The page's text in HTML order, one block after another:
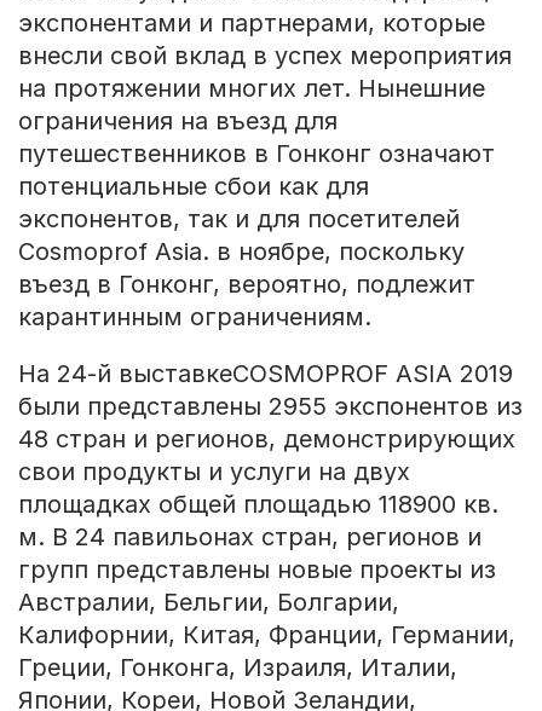
экспонентами и партнерами, которые
внесли свой вклад в успех мероприятия
на протяжении многих лет. Нынешние
ограничения на въезд для
путешественников в Гонконг означают
потенциальные сбои как для
экспонентов, так и для посетителей
Cosmoprof Asia. в ноябре, поскольку
въезд в Гонконг, вероятно, подлежит
карантинным ограничениям.
На 24-й выставкеCOSMOPROF ASIA 2019
были представлены 2955 экспонентов из
48 стран и регионов, демонстрирующих
свои продукты и услуги на двух
площадках общей площадью 118900 кв.
м. В 24 павильонах стран, регионов и
групп представлены новые проекты из
Австралии, Бельгии, Болгарии,
Калифорнии, Китая, Франции, Германии,
Греции, Гонконга, Израиля, Италии,
Японии, Кореи, Новой Зеландии,